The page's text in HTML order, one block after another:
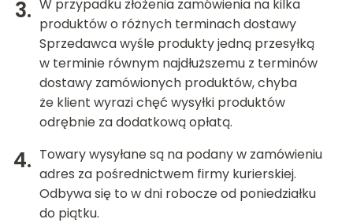
W przypadku złożenia zamówienia na kilka
produktów o różnych terminach dostawy
Sprzedawca wyśle produkty jedną przesyłką
w terminie równym najdłuższemu z terminów
dostawy zamówionych produktów, chyba
że klient wyrazi chęć wysyłki produktów
odrębnie za dodatkową opłatą.
Towary wysyłane są na podany w zamówieniu
adres za pośrednictwem firmy kurierskiej.
Odbywa się to w dni robocze od poniedziałku
do piątku.